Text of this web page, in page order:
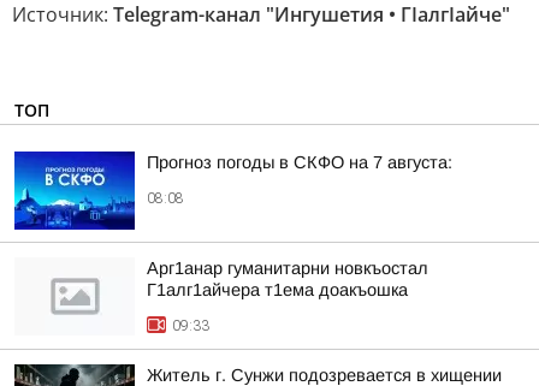
Источник: Telegram-канал "Ингушетия • ГIалгIайче"
ТОП
Прогноз погоды в СКФО на 7 августа:
08:08
Арг1анар гуманитарни новкъостал
Г1алг1айчера т1ема доакъошка
09:33
Житель г. Сунжи подозревается в хищении